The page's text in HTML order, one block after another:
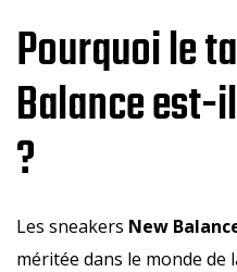
Pourquoi le
Balance
?
Les sneakers New
méritée dans le monde de